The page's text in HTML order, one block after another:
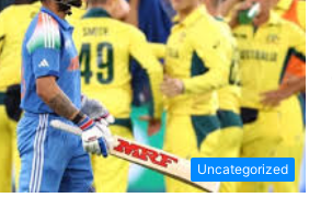
Uncategorized